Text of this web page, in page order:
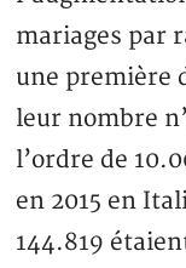
mariages par
une première
leur nombre
l’ordre de
en 2015 en
144.819